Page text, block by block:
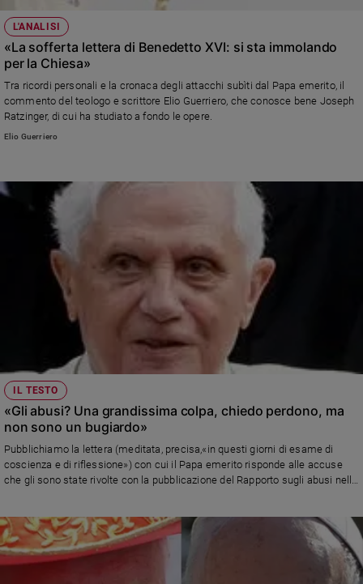
L'ANALISI
«La sofferta lettera di Benedetto XVI: si sta immolando
per la Chiesa»
Tra ricordi personali e la cronaca degli attacchi subìti dal Papa emerito, il
commento del teologo e scrittore Elio Guerriero, che conosce bene Joseph
Ratzinger, di cui ha studiato a fondo le opere.
Elio Guerriero
IL TESTO
«Gli abusi? Una grandissima colpa, chiedo perdono, ma
non sono un bugiardo»
Pubblichiamo la lettera (meditata, precisa,«in questi giorni di esame di
coscienza e di riflessione») con cui il Papa emerito risponde alle accuse
che gli sono state rivolte con la pubblicazione del Rapporto sugli abusi nella